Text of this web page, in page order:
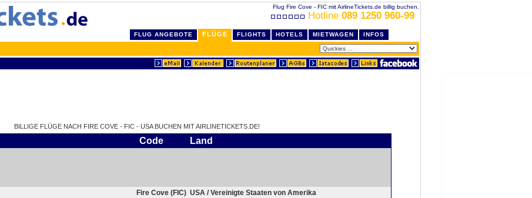
Flug Fire Cove - FIC mit AirlineTickets.de billig buchen.
Hotline 089 1250 960-99
FLUG ANGEBOTE FLÜGE FLIGHTS HOTELS MIETWAGEN INFOS
BILLIGE FLÜGE NACH FIRE COVE - FIC - USA BUCHEN MIT AIRLINETICKETS.DE!
Code Land
Fire Cove (FIC) USA / Vereinigte Staaten von Amerika